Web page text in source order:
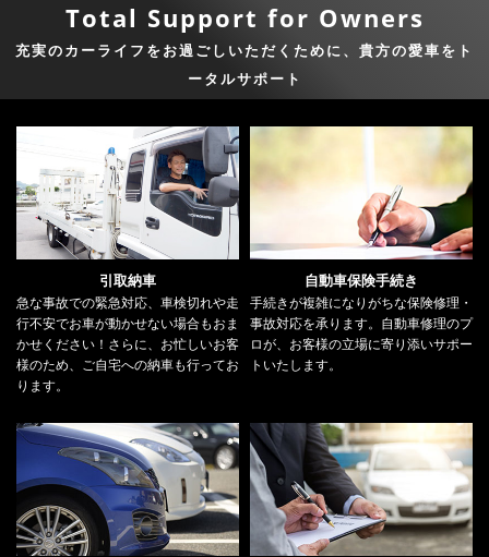
Total Support for Owners
充実のカーライフをお過ごしいただくために、貴方の愛車をト
ータルサポート
引取納車
急な事故での緊急対応、車検切れや走
行不安でお車が動かせない場合もおま
かせください！さらに、お忙しいお客
様のため、ご自宅への納車も行ってお
ります。
自動車保険手続き
手続きが複雑になりがちな保険修理・
事故対応を承ります。自動車修理のプ
ロが、お客様の立場に寄り添いサポー
トいたします。